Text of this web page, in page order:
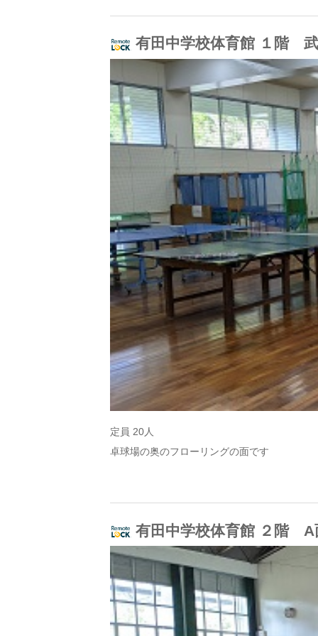
有田中学校体育館 １階
定員 20人
卓球場の奥のフローリングの面です
有田中学校体育館 ２階 A